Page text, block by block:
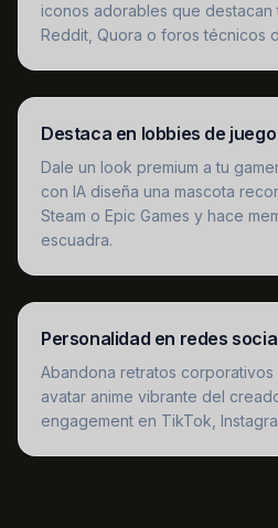
iconos adorables que destacan
Reddit, Quora o foros técnicos
Destaca en lobbies de juego
Dale un look premium a tu
con IA diseña una mascota
Steam o Epic Games y hace
escuadra.
Personalidad en redes
Abandona retratos corporativos
avatar anime vibrante del
engagement en TikTok,